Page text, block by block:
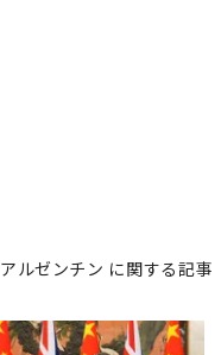
アルゼンチン に関する記事